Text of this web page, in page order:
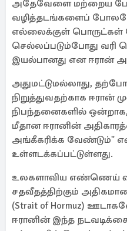
அதேவேளை மற்றைய
வழித்தடங்களைப்
எல்லைக்குள்
செல்லப்படும்போது வரி
இயல்பானது என ஈரான்
அதுமட்டுமல்லாது,
நிறுத்துவதற்காக ஈரான்
நிபந்தனைகளில்
மீதான ஈரானின்
அங்கீகரிக்க வேண்டும்"
உள்ளடக்கப்பட்டுள்ளது.
உலகளாவிய எண்ணெய்
சதவீதத்திற்கும்
(Strait of Hormuz)
ஈரானின் இந்த